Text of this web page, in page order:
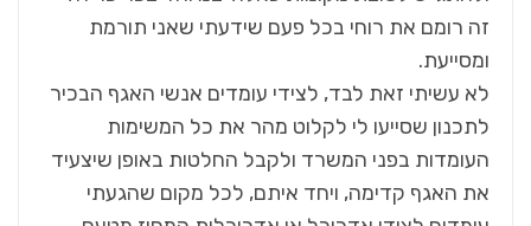
זה רומם את רוחי בכל פעם שידעתי שאני תורמת
ומסייעת.
לא עשיתי זאת לבד, לצידי עומדים אנשי האגף הבכיר
לתכנון שסייעו לי לקלוט מהר את כל המשימות
העומדות בפני המשרד ולקבל החלטות באופן שיצעיד
את האגף קדימה, ויחד איתם, לכל מקום שהגעתי